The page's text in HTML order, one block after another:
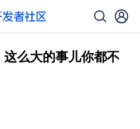
么大的事儿你都不